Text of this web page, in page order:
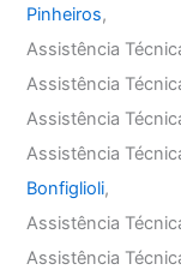
Pinheiros,
Assistência
Assistência
Assistência
Assistência
Bonfiglioli,
Assistência
Assistência